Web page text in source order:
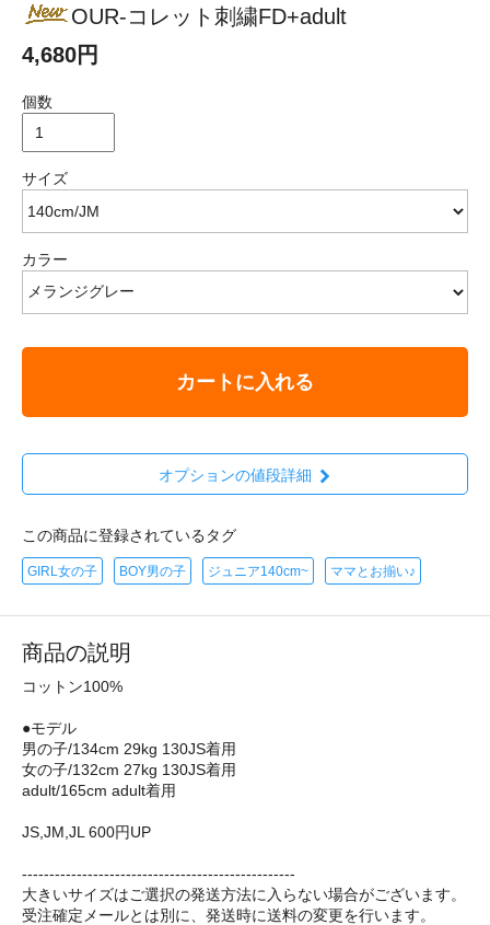
OUR-コレット刺繍FD+adult
4,680円
個数
サイズ
カラー
カートに入れる
オプションの値段詳細
この商品に登録されているタグ
GIRL女の子 BOY男の子 ジュニア140cm~ ママとお揃い♪
商品の説明
コットン100%
●モデル
男の子/134cm 29kg 130JS着用
女の子/132cm 27kg 130JS着用
adult/165cm adult着用
JS,JM,JL 600円UP
--------------------------------------------------
大きいサイズはご選択の発送方法に入らない場合がございます。
受注確定メールとは別に、発送時に送料の変更を行います。